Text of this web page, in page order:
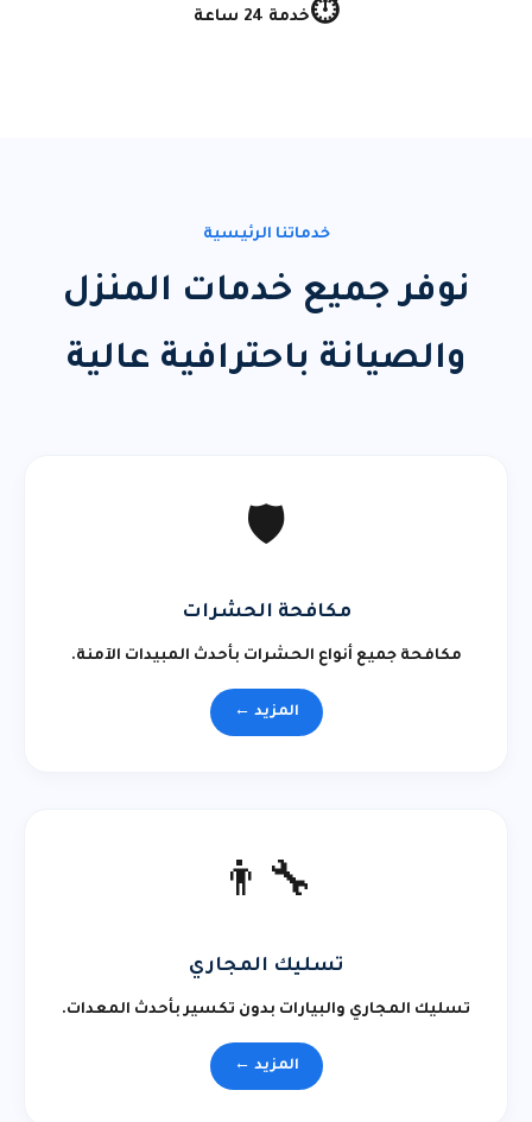
⏱️خدمة 24 ساعة
خدماتنا الرئيسية
نوفر جميع خدمات المنزل
والصيانة باحترافية عالية
🛡️
مكافحة الحشرات
مكافحة جميع أنواع الحشرات بأحدث المبيدات الآمنة.
المزيد ←
👨‍🔧
تسليك المجاري
تسليك المجاري والبيارات بدون تكسير بأحدث المعدات.
المزيد ←